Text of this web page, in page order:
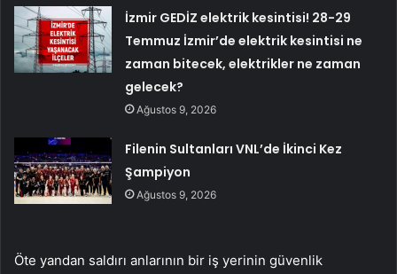
İzmir GEDİZ elektrik kesintisi! 28-29
Temmuz İzmir’de elektrik kesintisi ne
zaman bitecek, elektrikler ne zaman
gelecek?
Ağustos 9, 2026
Filenin Sultanları VNL’de İkinci Kez
Şampiyon
Ağustos 9, 2026
Öte yandan saldırı anlarının bir iş yerinin güvenlik